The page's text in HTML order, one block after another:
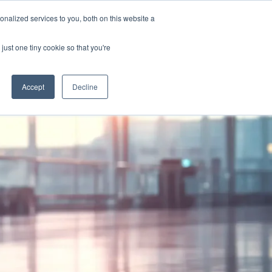
services to you, both on this website a
one tiny cookie so that you're
Accept Decline
リア 採用情報